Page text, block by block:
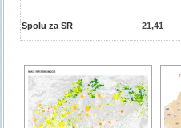
Spolu za SR 21,41